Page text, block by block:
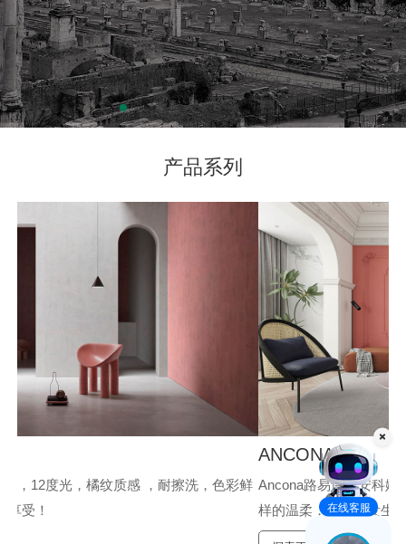
们
品
牌
产品系列
Ancona路易诗兰安科娜，金属质感、光泽绚丽，手感柔和，别
样的温柔，让家焕发生机，施工简单。
在线客服